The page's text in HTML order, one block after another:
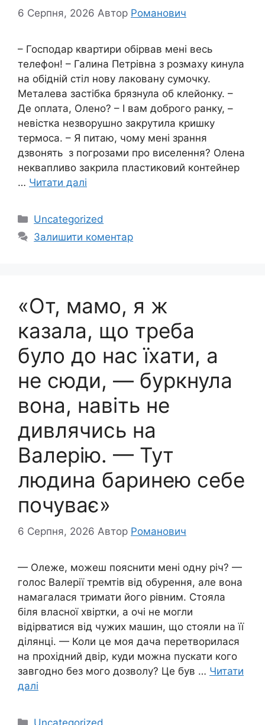
6 Серпня, 2026 Автор Романович
– Господар квартири обірвав мені весь
телефон! – Галина Петрівна з розмаху кинула
на обідній стіл нову лаковану сумочку.
Металева застібка брязнула об клейонку. –
Де оплата, Олено? – І вам доброго ранку, –
невістка незворушно закрутила кришку
термоса. – Я питаю, чому мені зрання
дзвонять з погрозами про виселення? Олена
неквапливо закрила пластиковий контейнер
… Читати далі
Категорії
Uncategorized
Залишити коментар
«От, мамо, я ж
казала, що треба
було до нас їхати, а
не сюди, — буркнула
вона, навіть не
дивлячись на
Валерію. — Тут
людина баринею себе
почуває»
6 Серпня, 2026 Автор Романович
— Олеже, можеш пояснити мені одну річ? —
голос Валерії тремтів від обурення, але вона
намагалася тримати його рівним. Стояла
біля власної хвіртки, а очі не могли
відірватися від чужих машин, що стояли на її
ділянці. — Коли це моя дача перетворилася
на прохідний двір, куди можна пускати кого
завгодно без мого дозволу? Це був … Читати
далі
Категорії
Uncategorized